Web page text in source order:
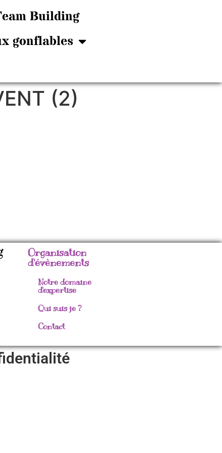
Building
gonflables
(2)
Organisation
d'évènements
Notre domaine
d'expertise
Qui suis je ?
Contact